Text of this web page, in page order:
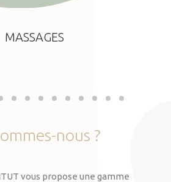
MASSAGES
nous ?
vous propose une gamme